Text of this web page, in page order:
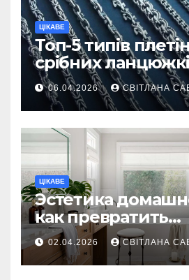
ЦІКАВЕ
Топ-5 типів
срібних
вважаються
найнадійнішими
06.04.2026 СВІТЛАНА
ЦІКАВЕ
Эстетика
как превратить
ежедневную
ритуал
02.04.2026 СВІТЛАНА